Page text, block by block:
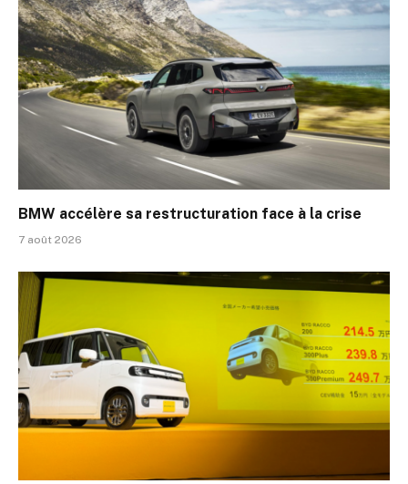
BMW accélère sa restructuration face à la crise
7 août 2026